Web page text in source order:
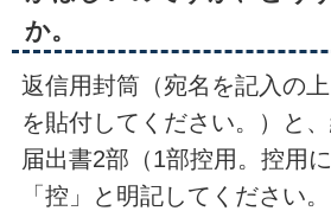
か。
返信用封筒（宛名を記入の
を貼付してください。）と
届出書2部（1部控用。控用に
「控」と明記してください